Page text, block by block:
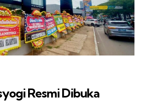
Resmi Dibuka